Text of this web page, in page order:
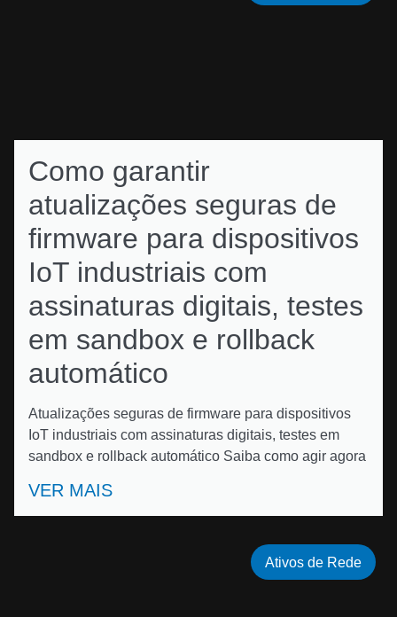
Como garantir
atualizações seguras de
firmware para dispositivos
IoT industriais com
assinaturas digitais, testes
em sandbox e rollback
automático
Atualizações seguras de firmware para dispositivos
IoT industriais com assinaturas digitais, testes em
sandbox e rollback automático Saiba como agir agora
VER MAIS
Ativos de Rede